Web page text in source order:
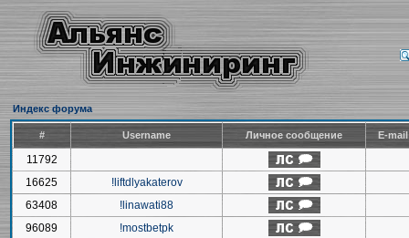
Индекс форума
# Username Личное сообщение E-
11792
16625
!liftdlyakaterov
63408
!linawati88
96089
!mostbetpk